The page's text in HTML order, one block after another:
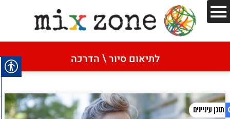
לתיאום סיור \ הדרכה
דף הבית»ביטחון
ביטחון